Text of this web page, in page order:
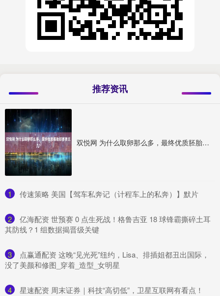
推荐资讯
双悦网 为什么取卵那么多，最终优质胚胎却寥寥无几？
1 ​传速策略 美国【驾车私奔记（计程车上的私奔）】默片
2
​亿海配资 世预赛 0 点生死战！格鲁吉亚 18 球锋霸撕碎土耳
其防线？1 组数据揭晋级关键
3
​点赢通配资 这晚“见光死”纽约，Lisa、排插姐都丑出国际，
没了美颜和修图_穿着_造型_女明星
4 ​星速配资 周末证券｜科技“高切低”，卫星互联网有看点！